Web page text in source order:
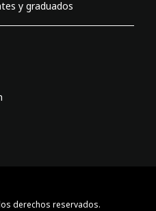
y graduados
derechos reservados.